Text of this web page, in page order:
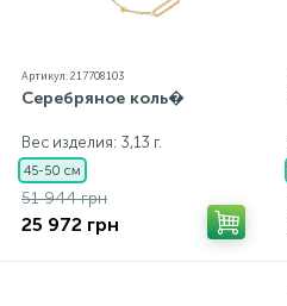
Артикул: 217708103
Серебряное коль�
Вес изделия: 3,13 г.
45-50 см
51 944 грн
25 972 грн